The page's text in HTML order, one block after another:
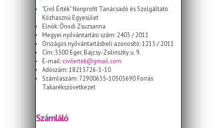
"Civil Érték" Nonprofit Tanácsadó és Szolgáltató
Közhasznú Egyesület
Elnök: Ónodi Zsuzsanna
Megyei nyilvántartási szám: 2403 / 2011
Országos nyilvántartásbeli azonosító: 1213 / 2011
Cím: 3300 Eger, Bajcsy-Zsilinszky u. 9.
E-mail: civilertek@gmail.com
Adószám: 18213726-1-10
Számlaszám: 72900635-10503690 Forrás
Takarékszövetkezet
Számláló